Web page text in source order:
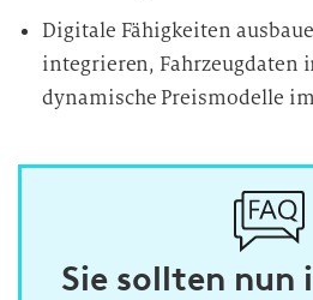
Digitale Fähigkeiten
integrieren, Fahrzeugdaten
dynamische Preismodelle
Sie sollten nun